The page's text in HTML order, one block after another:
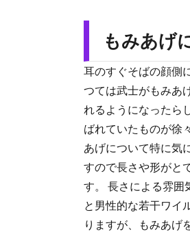
もみあげ
耳のすぐそばの顔側
つては武士がもみあ
れるようになったら
ばれていたものが徐
あげについて特に気
すので長さや形がと
す。 長さによる雰囲
と男性的な若干ワイ
りますが、もみあげ